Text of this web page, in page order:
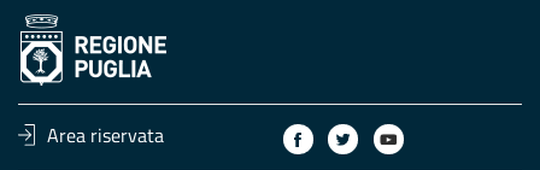
Area riservata